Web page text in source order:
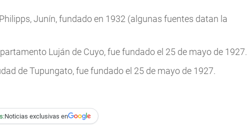
Junín, fundado en 1932 (algunas fuentes datan la
Luján de Cuyo, fue fundado el 25 de mayo de 1927.
de Tupungato, fue fundado el 25 de mayo de 1927.
Noticias exclusivas en